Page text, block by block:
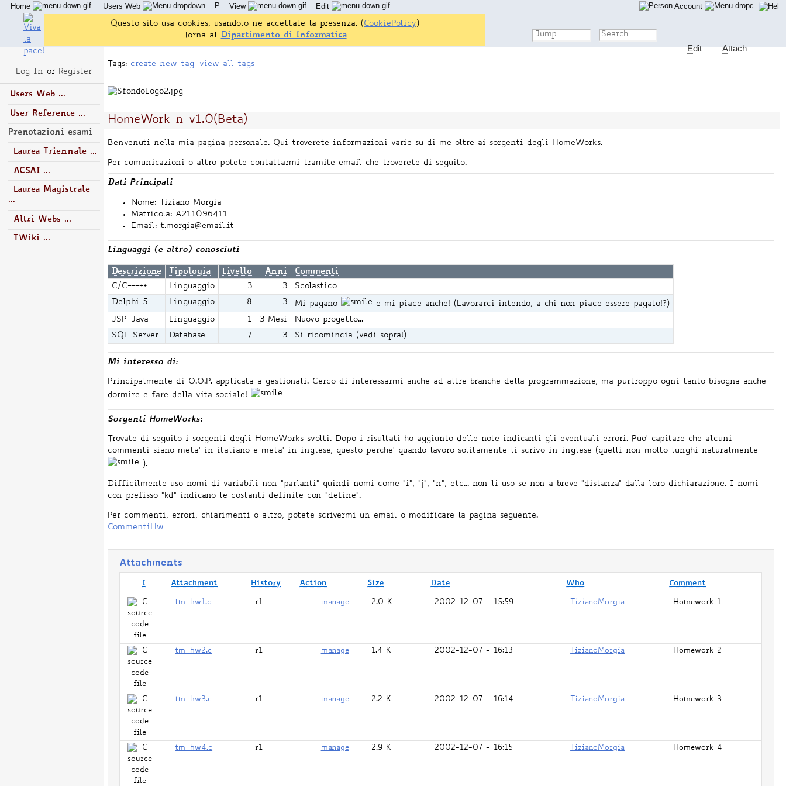
Tags: create new tag view all tags
HomeWork n v1.0(Beta)
Benvenuti nella mia pagina personale. Qui troverete informazioni varie su di me oltre ai sorgenti degli HomeWorks.
Per comunicazioni o altro potete contattarmi tramite email che troverete di seguito.
Dati Principali
Nome: Tiziano Morgia
Matricola: A211096411
Email: t.morgia@email.it
Linguaggi (e altro) conosciuti
Descrizione Tipologia Livello Anni Commenti
C/C---++ Linguaggio 3 3
Scolastico
Delphi 5
Linguaggio 8 3 Mi pagano
e mi piace anche! (Lavorarci intendo, a chi non piace essere pagato!?)
JSP-Java
Linguaggio -1 3 Mesi
Nuovo progetto...
SQL-Server
Database 7 3 Si ricomincia (vedi sopra!)
Mi interesso di:
Principalmente di O.O.P. applicata a gestionali. Cerco di interessarmi anche ad altre branche della programmazione, ma purtroppo ogni tanto bisogna anche
dormire e fare della vita sociale!
Sorgenti HomeWorks:
Trovate di seguito i sorgenti degli HomeWorks svolti. Dopo i risultati ho aggiunto delle note indicanti gli eventuali errori. Puo' capitare che alcuni
commenti siano meta' in italiano e meta' in inglese, questo perche' quando lavoro solitamente li scrivo in inglese (quelli non molto lunghi naturalmente
).
Difficilmente uso nomi di variabili non "parlanti" quindi nomi come "i", "j", "n", etc... non li uso se non a breve "distanza" dalla loro dichiarazione. I nomi
con prefisso "kd" indicano le costanti definite con "define".
Per commenti, errori, chiarimenti o altro, potete scrivermi un email o modificare la pagina seguente.
CommentiHw
Attachments
I Attachment History Action Size Date Who Comment
tm_hw1.c r1 manage 2.0 K 2002-12-07 - 15:59 TizianoMorgia Homework 1
tm_hw2.c r1 manage 1.4 K 2002-12-07 - 16:13 TizianoMorgia Homework 2
tm_hw3.c r1 manage 2.2 K 2002-12-07 - 16:14 TizianoMorgia Homework 3
tm_hw4.c r1 manage 2.9 K 2002-12-07 - 16:15 TizianoMorgia Homework 4
Log In or Register
Users Web ...
User Reference ...
Prenotazioni esami
Laurea Triennale ...
ACSAI ...
Laurea Magistrale
...
Altri Webs ...
TWiki ...
Home Users Web P View Edit Account
Questo sito usa cookies, usandolo ne accettate la presenza. (CookiePolicy )
Torna al
Dipartimento di Informatica
Edit Attach